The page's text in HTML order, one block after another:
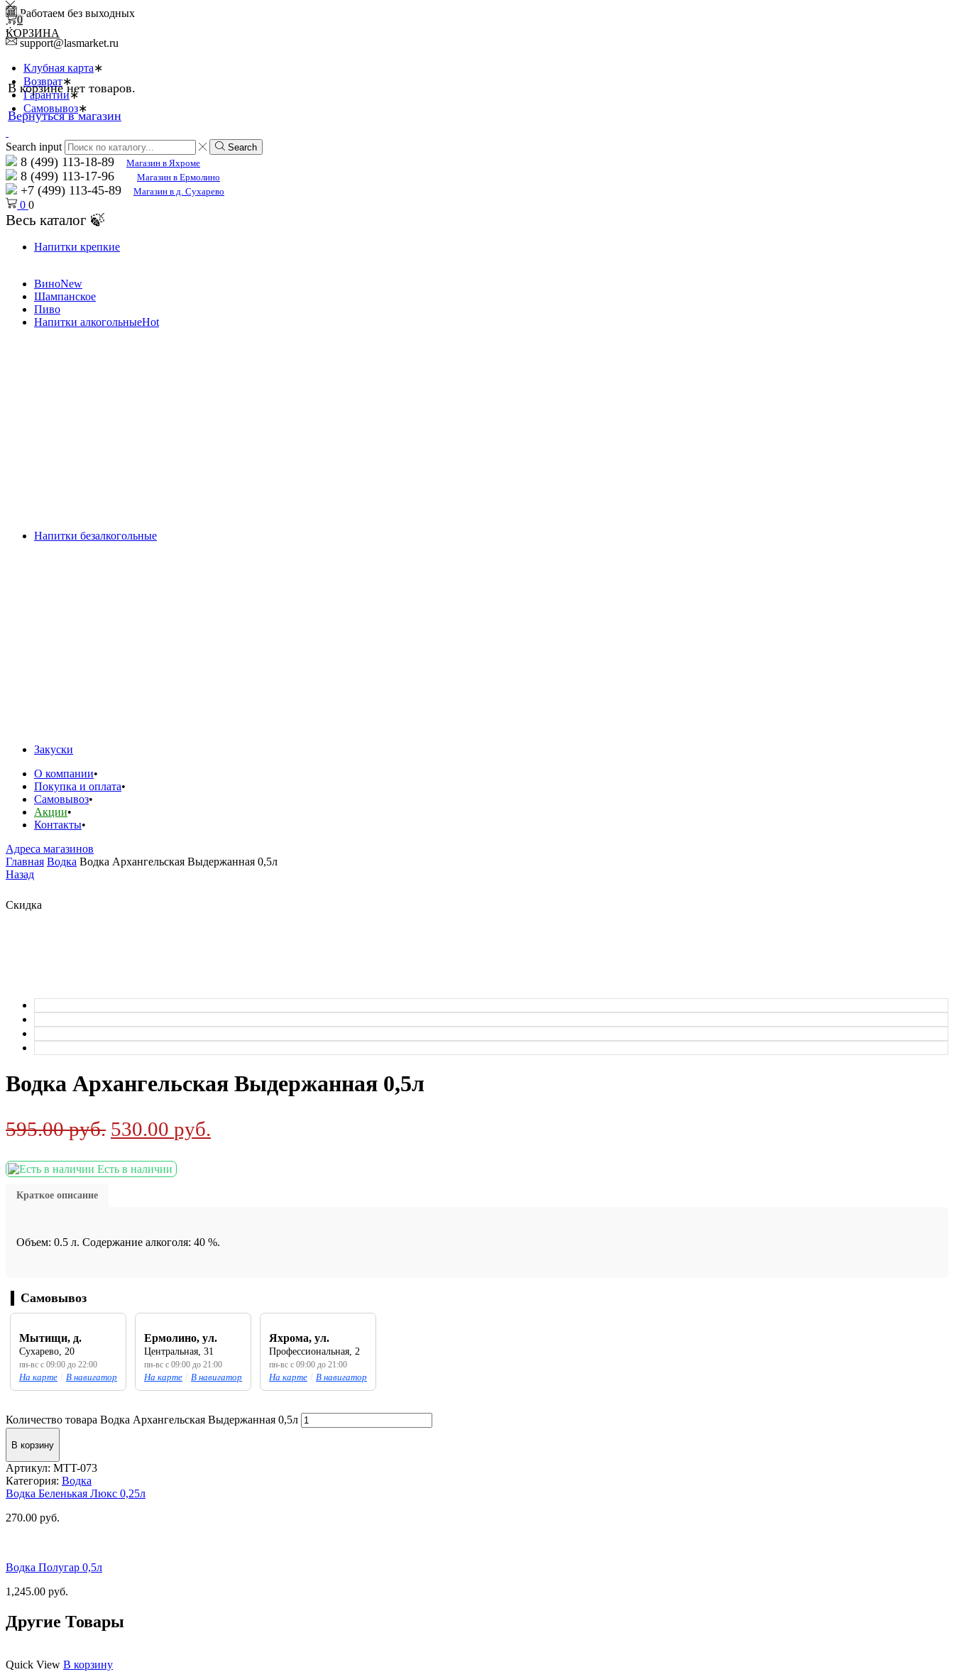
Работаем без выходных
support@lasmarket.ru
Клубная карта
Возврат
Гарантии
Самовывоз
Search input Search
8 (499) 113-18-89 Магазин в Яхроме
8 (499) 113-17-96 Магазин в Ермолино
+7 (499) 113-45-89 Магазин в д. Сухарево
0 0
0
КОРЗИНА
В корзине нет товаров.
Вернуться в магазин
Весь каталог 🍃
Напитки крепкие
ВиноNew
Шампанское
Пиво
Напитки алкогольныеHot
Напитки безалкогольные
Закуски
О компании
Покупка и оплата
Самовывоз
Акции
Контакты
Адреса магазинов
Главная Водка Водка Архангельская Выдержанная 0,5л
Назад
Скидка
Водка Архангельская Выдержанная 0,5л
595.00руб. 530.00 руб.
Есть в наличии
Краткое описание
Объем: 0.5 л. Содержание алкоголя: 40 %.
Самовывоз
Мытищи, д.
Сухарево, 20
пн-вс с 09:00 до 22:00
На карте / В навигатор
Ермолино, ул.
Центральная, 31
пн-вс с 09:00 до 21:00
На карте / В навигатор
Яхрома, ул.
Профессиональная, 2
пн-вс с 09:00 до 21:00
На карте / В навигатор
Количество товара Водка Архангельская Выдержанная 0,5л
В корзину
Артикул: MTT-073
Категория: Водка
Водка Беленькая Люкс 0,25л
270.00 руб.
Водка Полугар 0,5л
1,245.00 руб.
Другие Товары
Quick View В корзину